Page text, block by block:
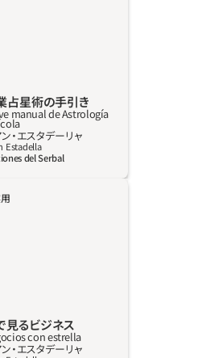
代を問わず、誰もが
ないだろうか。地球
引きや天候だけで
の生態にも影響を
何かで読んだりした
あらゆるものへの天
否定できない。しか
れわれがそれを利
作への応用は、まさ
や庭、都会の小さ
体の力を借りていき
に利用できるコンセ
を紹介している。星
に足を踏み入れて
詳しく見る
占星術の手引き
manual de Astrología
‧エスタデーリャ
Estadella
del Serbal
る占星術を、容易
の世界に応用する
は本格的に占星術を
この千年来の知識を
職業人としてのあ
が可能だ。読者が起
れであろうと、本書
仕事の中で容易かつ
詳しく見る
見るビジネス
con estrella
‧エスタデーリャ